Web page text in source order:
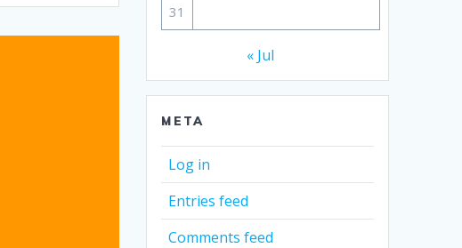
31
« Jul
META
Log in
Entries feed
Comments feed